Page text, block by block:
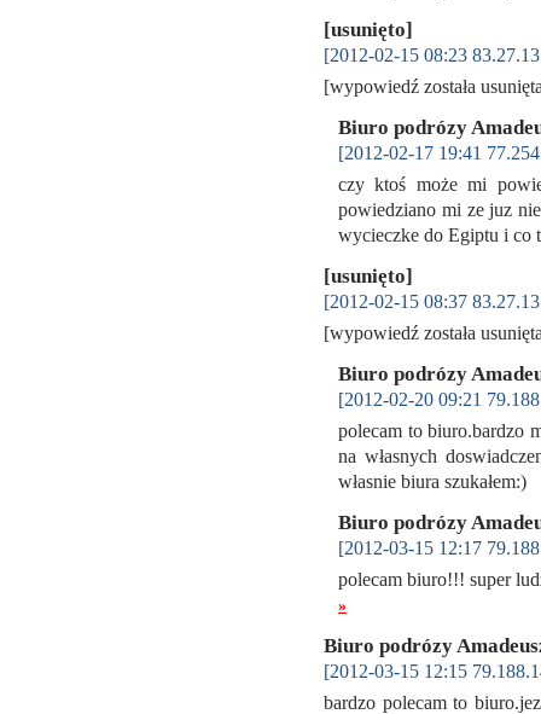
[usunięto]
[2012-02-15 08:23
[wypowiedź została
Biuro podrózy
[2012-02-17 19:41
czy ktoś może mi
powiedziano mi ze juz
wycieczke do Egiptu i co
[usunięto]
[2012-02-15 08:37
[wypowiedź została
Biuro podrózy
[2012-02-20 09:21
polecam to biuro.bardzo
na własnych
własnie biura szukałem:)
Biuro podrózy
[2012-03-15 12:17
polecam biuro!!! super
»
Biuro podrózy
[2012-03-15 12:15
bardzo polecam to